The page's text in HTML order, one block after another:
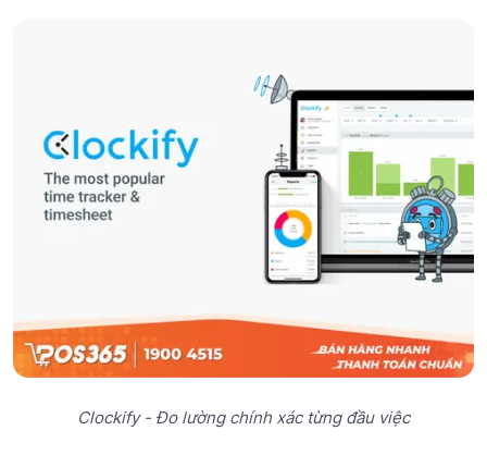
Clockify - Đo lường chính xác từng đầu việc